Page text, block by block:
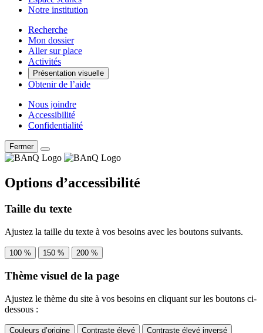
Notre institution
Recherche
Mon dossier
Aller sur place
Activités
Présentation visuelle
Obtenir de l’aide
Nous joindre
Accessibilité
Confidentialité
Fermer
Options d’accessibilité
Taille du texte
Ajustez la taille du texte à vos besoins avec les boutons suivants.
100 % 150 % 200 %
Thème visuel de la page
Ajustez le thème du site à vos besoins en cliquant sur les boutons ci-
dessous :
Couleurs d’origine Contraste élevé Contraste élevé inversé